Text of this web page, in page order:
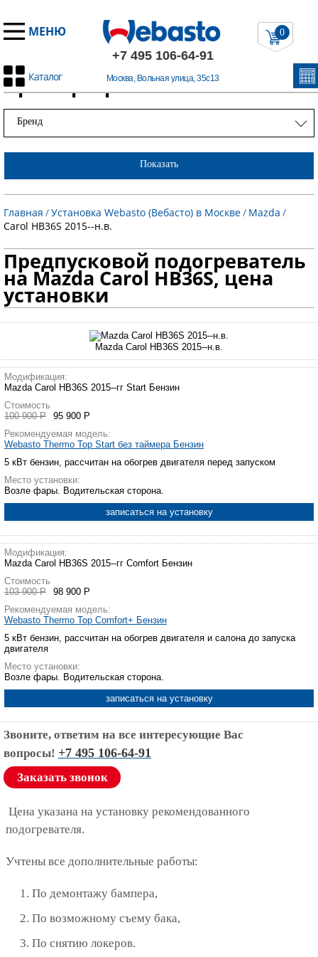
МЕНЮ
+7 495 106-64-91
Москва, Вольная улица, 35с13
Каталог
0
Примеры работ
Бренд
Показать
Главная /Установка Webasto (Вебасто) в Москве/ Mazda /
Carol HB36S 2015--н.в.
Предпусковой подогреватель
на Mazda Carol HB36S, цена
установки
Mazda Carol HB36S 2015--н.в.
Модификация:
Mazda Carol HB36S 2015--гг Start Бензин
Стоимость
100 900 Р
95 900 Р
Рекомендуемая модель:
Webasto Thermo Top Start без таймера Бензин
5 кВт бензин, рассчитан на обогрев двигателя перед запуском
Место установки:
Возле фары. Водительская сторона.
записаться на установку
Модификация:
Mazda Carol HB36S 2015--гг Comfort Бензин
Стоимость
103 900 Р
98 900 Р
Рекомендуемая модель:
Webasto Thermo Top Comfort+ Бензин
5 кВт бензин, рассчитан на обогрев двигателя и салона до запуска
двигателя
Место установки:
Возле фары. Водительская сторона.
записаться на установку
Звоните, ответим на все интересующие Вас
вопросы! +7 495 106-64-91
Заказать звонок
Цена указана на установку рекомендованного
подогревателя.
Учтены все дополнительные работы:
По демонтажу бампера,
По возможному съему бака,
По снятию локеров.